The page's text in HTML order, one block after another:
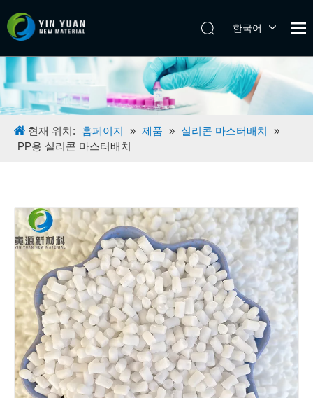
한국어
日本語
Español
English
현재 위치: 홈페이지 » 제품 » 실리콘 마스터배치
»
PP용 실리콘 마스터배치